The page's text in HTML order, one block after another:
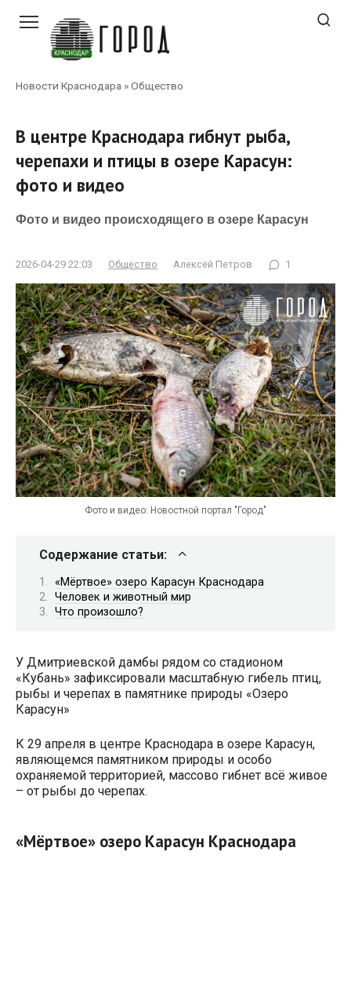
контенту
Новости Краснодара »Общество
В центре Краснодара гибнут рыба,
черепахи и птицы в озере Карасун:
фото и видео
Фото и видео происходящего в озере Карасун
2026-04-29 22:03 Общество Алексей Петров 1
Фото и видео: Новостной портал "Город"
Содержание статьи:
«Мёртвое» озеро Карасун Краснодара
Человек и животный мир
Что произошло?
У Дмитриевской дамбы рядом со стадионом
«Кубань» зафиксировали масштабную гибель птиц,
рыбы и черепах в памятнике природы «Озеро
Карасун»
К 29 апреля в центре Краснодара в озере Карасун,
являющемся памятником природы и особо
охраняемой территорией, массово гибнет всё живое
– от рыбы до черепах.
«Мёртвое» озеро Карасун Краснодара